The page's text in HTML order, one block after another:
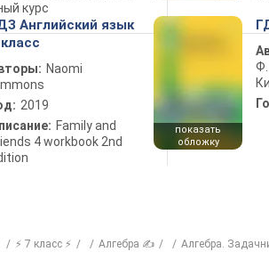
курс
Английский язык
Naomi
2019
Family and
4 workbook 2nd
показать
обложку
Ф.
⚡ 7 класс ⚡ Алгебра ✍ Алгебра.